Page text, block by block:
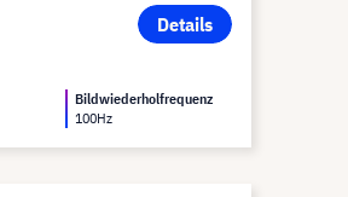
Details
Bildwiederholfrequenz
100Hz